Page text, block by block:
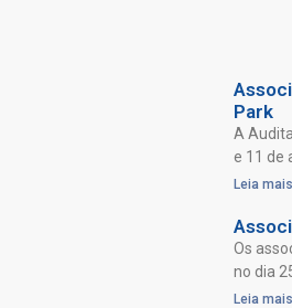
Park
A
e 11 de
Leia
Os
no dia
Leia